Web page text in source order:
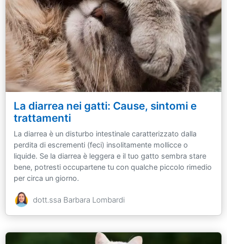
La diarrea nei gatti: Cause, sintomi e
trattamenti
La diarrea è un disturbo intestinale caratterizzato dalla
perdita di escrementi (feci) insolitamente mollicce o
liquide. Se la diarrea è leggera e il tuo gatto sembra stare
bene, potresti occupartene tu con qualche piccolo rimedio
per circa un giorno.
dott.ssa Barbara Lombardi